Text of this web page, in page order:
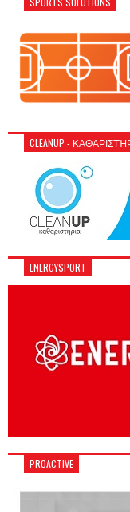
CLEANUP -
ENERGYSPORT
PROACTIVE